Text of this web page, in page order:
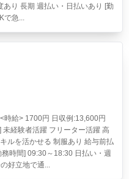
り 長期 週払い・日払いあり [勤
で急...
時給> 1700円 日収例:13,600円
経験者活躍 フリーター活躍 高
ルを活かせる 制服あり 給与前払
時間] 09:30～18:30 日払い・週
好立地で通...